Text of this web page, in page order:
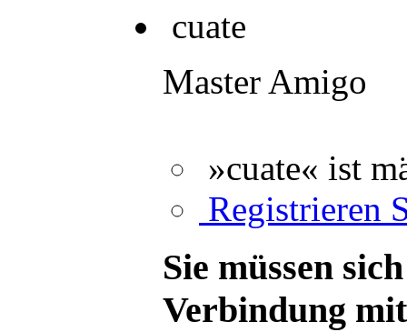
cuate
Master Amigo
»cuate« ist
Registrieren
Sie müssen
Verbindung